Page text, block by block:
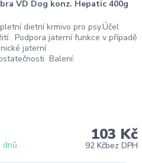
VD Dog konz. Hepatic 400g
dietní krmivo pro psy.Účel
Podpora jaterní funkce v případě
jaterní
Balení:
103 Kč
92 Kčbez DPH
dnů